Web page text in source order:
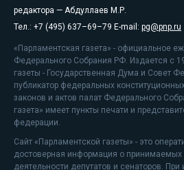
редактора — Абдуллаев М.Р.
Тел.: +7 (495) 637–69–79 E-mail: pg@pnp.ru
«Парламентская газета» - официальное
Федерального Собрания РФ. Издается с
газеты - Государственная Дума и Совет
публикатор федеральных
законов и актов палат Федерального
газета» имеет пункты печати и
федерации.
Сайт «Парламентской газеты» - это
достоверная информация о принимаемых
деятельности депутатов и сенаторов.